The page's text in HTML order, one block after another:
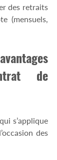
des retraits
(mensuels,
de
s’applique
des